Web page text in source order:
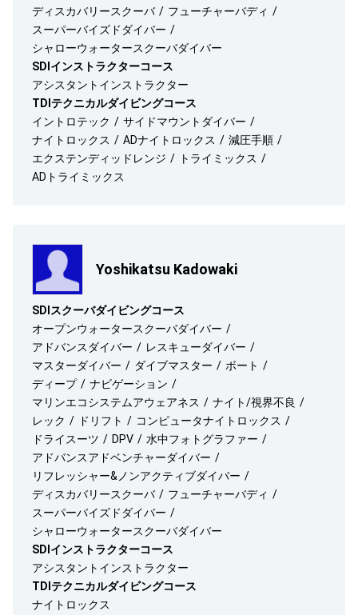
ディスカバリースクーバ
フューチャーバディ
スーパーバイズドダイバー
シャローウォータースクーバダイバー
SDIインストラクターコース
アシスタントインストラクター
TDIテクニカルダイビングコース
イントロテック
サイドマウントダイバー
ナイトロックス
ADナイトロックス
減圧手順
エクステンディッドレンジ
トライミックス
ADトライミックス
Yoshikatsu Kadowaki
SDIスクーバダイビングコース
オープンウォータースクーバダイバー
アドバンスダイバー
レスキューダイバー
マスターダイバー
ダイブマスター
ボート
ディープ
ナビゲーション
マリンエコシステムアウェアネス
ナイト/視界不良
レック
ドリフト
コンピュータナイトロックス
ドライスーツ
DPV
水中フォトグラファー
アドバンスアドベンチャーダイバー
リフレッシャー&ノンアクティブダイバー
ディスカバリースクーバ
フューチャーバディ
スーパーバイズドダイバー
シャローウォータースクーバダイバー
SDIインストラクターコース
アシスタントインストラクター
TDIテクニカルダイビングコース
ナイトロックス